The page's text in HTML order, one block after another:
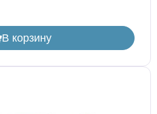
В корзину